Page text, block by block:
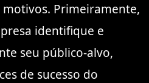
Primeiramente,
identifique e
seu público-alvo,
de sucesso do